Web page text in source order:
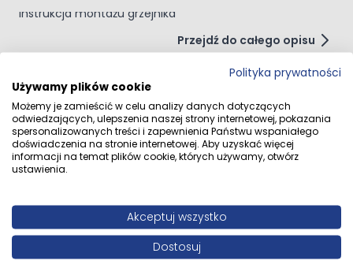
instrukcja montażu grzejnika
Przejdź do całego opisu
Opinie klientów
Napisz opinię o produkcie:Oltens Benk grzejnik łazienkowy
91x50 cm biały
Polityka prywatności
Używamy plików cookie
Możemy je zamieścić w celu analizy danych dotyczących
odwiedzających, ulepszenia naszej strony internetowej, pokazania
spersonalizowanych treści i zapewnienia Państwu wspaniałego
doświadczenia na stronie internetowej. Aby uzyskać więcej
informacji na temat plików cookie, których używamy, otwórz
ustawienia.
Akceptuj wszystko
Dostosuj